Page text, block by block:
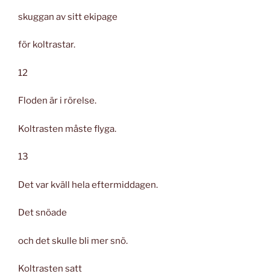
skuggan av sitt ekipage
för koltrastar.
12
Floden är i rörelse.
Koltrasten måste flyga.
13
Det var kväll hela eftermiddagen.
Det snöade
och det skulle bli mer snö.
Koltrasten satt